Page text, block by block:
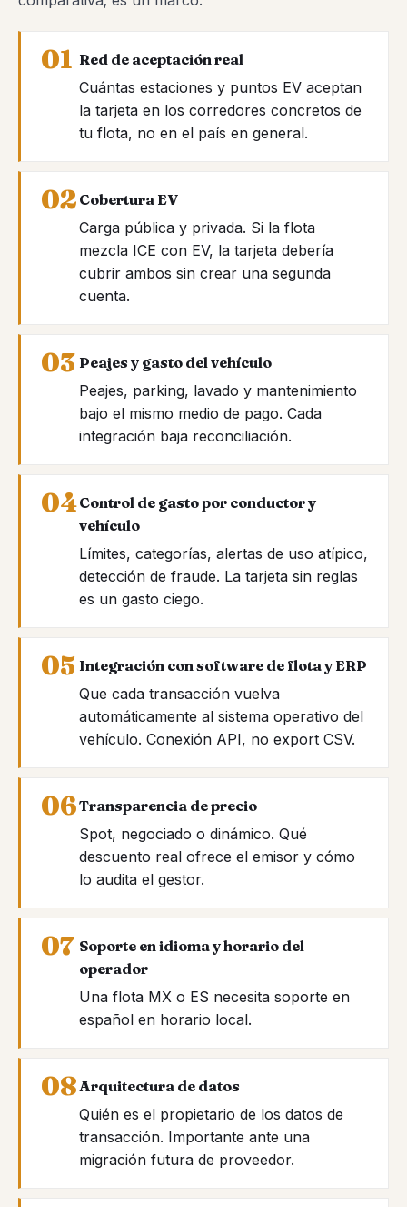
Red de aceptación real
Cuántas estaciones y puntos EV aceptan
la tarjeta en los corredores concretos de
tu flota, no en el país en general.
Cobertura EV
Carga pública y privada. Si la flota
mezcla ICE con EV, la tarjeta debería
cubrir ambos sin crear una segunda
cuenta.
Peajes y gasto del vehículo
Peajes, parking, lavado y mantenimiento
bajo el mismo medio de pago. Cada
integración baja reconciliación.
Control de gasto por conductor y
vehículo
Límites, categorías, alertas de uso atípico,
detección de fraude. La tarjeta sin reglas
es un gasto ciego.
Integración con software de flota y ERP
Que cada transacción vuelva
automáticamente al sistema operativo del
vehículo. Conexión API, no export CSV.
Transparencia de precio
Spot, negociado o dinámico. Qué
descuento real ofrece el emisor y cómo
lo audita el gestor.
Soporte en idioma y horario del
operador
Una flota MX o ES necesita soporte en
español en horario local.
Arquitectura de datos
Quién es el propietario de los datos de
transacción. Importante ante una
migración futura de proveedor.